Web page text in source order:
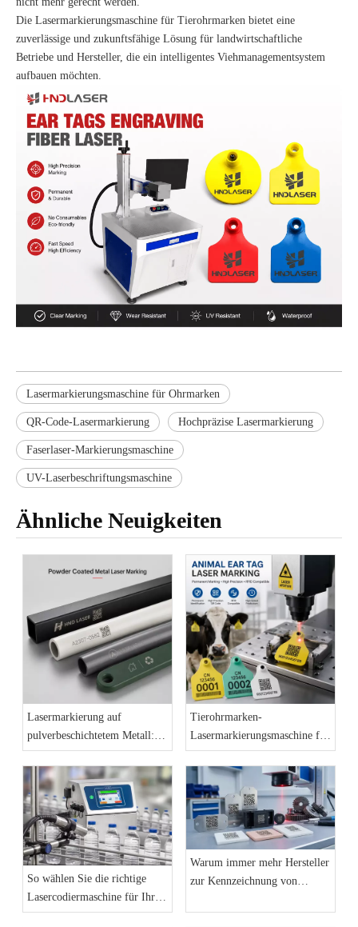
Die Lasermarkierungsmaschine für Tierohrmarken bietet eine
zuverlässige und zukunftsfähige Lösung für landwirtschaftliche
Betriebe und Hersteller, die ein intelligentes Viehmanagementsystem
aufbauen möchten.
Lasermarkierungsmaschine für Ohrmarken
QR-Code-Lasermarkierung Hochpräzise Lasermarkierung
Faserlaser-Markierungsmaschine
UV-Laserbeschriftungsmaschine
Ähnliche Neuigkeiten
Lasermarkierung auf
pulverbeschichtetem Metall:
Eine dauerhafte
Kennzeichnungslösung für
Industrieprodukte
Tierohrmarken-
Lasermarkierungsmaschine für
das Rückverfolgbarkeitssystem
für Nutztiere
So wählen Sie die richtige
Lasercodiermaschine für Ihre
Produktionslinie aus: Der
Warum immer mehr Hersteller
zur Kennzeichnung von